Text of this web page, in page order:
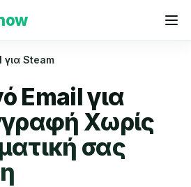
για Steam
Email για
Χωρίς
σας